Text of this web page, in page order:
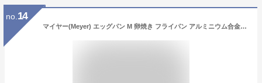
no. 14
マイヤー(Meyer) エッグパン M 卵焼き フライパン アルミニウム合金 軽量 ガス火専用 ふっ素樹脂加工 ホーロー加工 「フジマル ブラック」 【国内正規品】 FE-EM